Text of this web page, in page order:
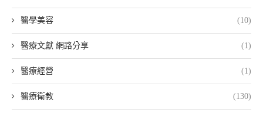
醫學美容 (10)
醫療文獻 網路分享 (1)
醫療經營 (1)
醫療衛教 (130)